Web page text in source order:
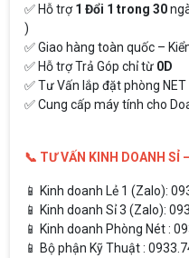
✅ Hỗ trợ1 Đổi 1 trong 30
)
✅ Giao hàng toàn quốc –
✅ Hỗ trợ Trả Góp chỉ từ 0D
✅ Tư Vấn lắp đặt phòng
✅ Cung cấp máy tính cho
📞 TƯ VẤN KINH DOANH SỈ
📱 Kinh doanh Lẻ 1 (Zalo):
📱 Kinh doanh Sỉ 3 (Zalo):
📱 Kinh doanh Phòng Nét :
📱 Bộ phận Kỹ Thuật :